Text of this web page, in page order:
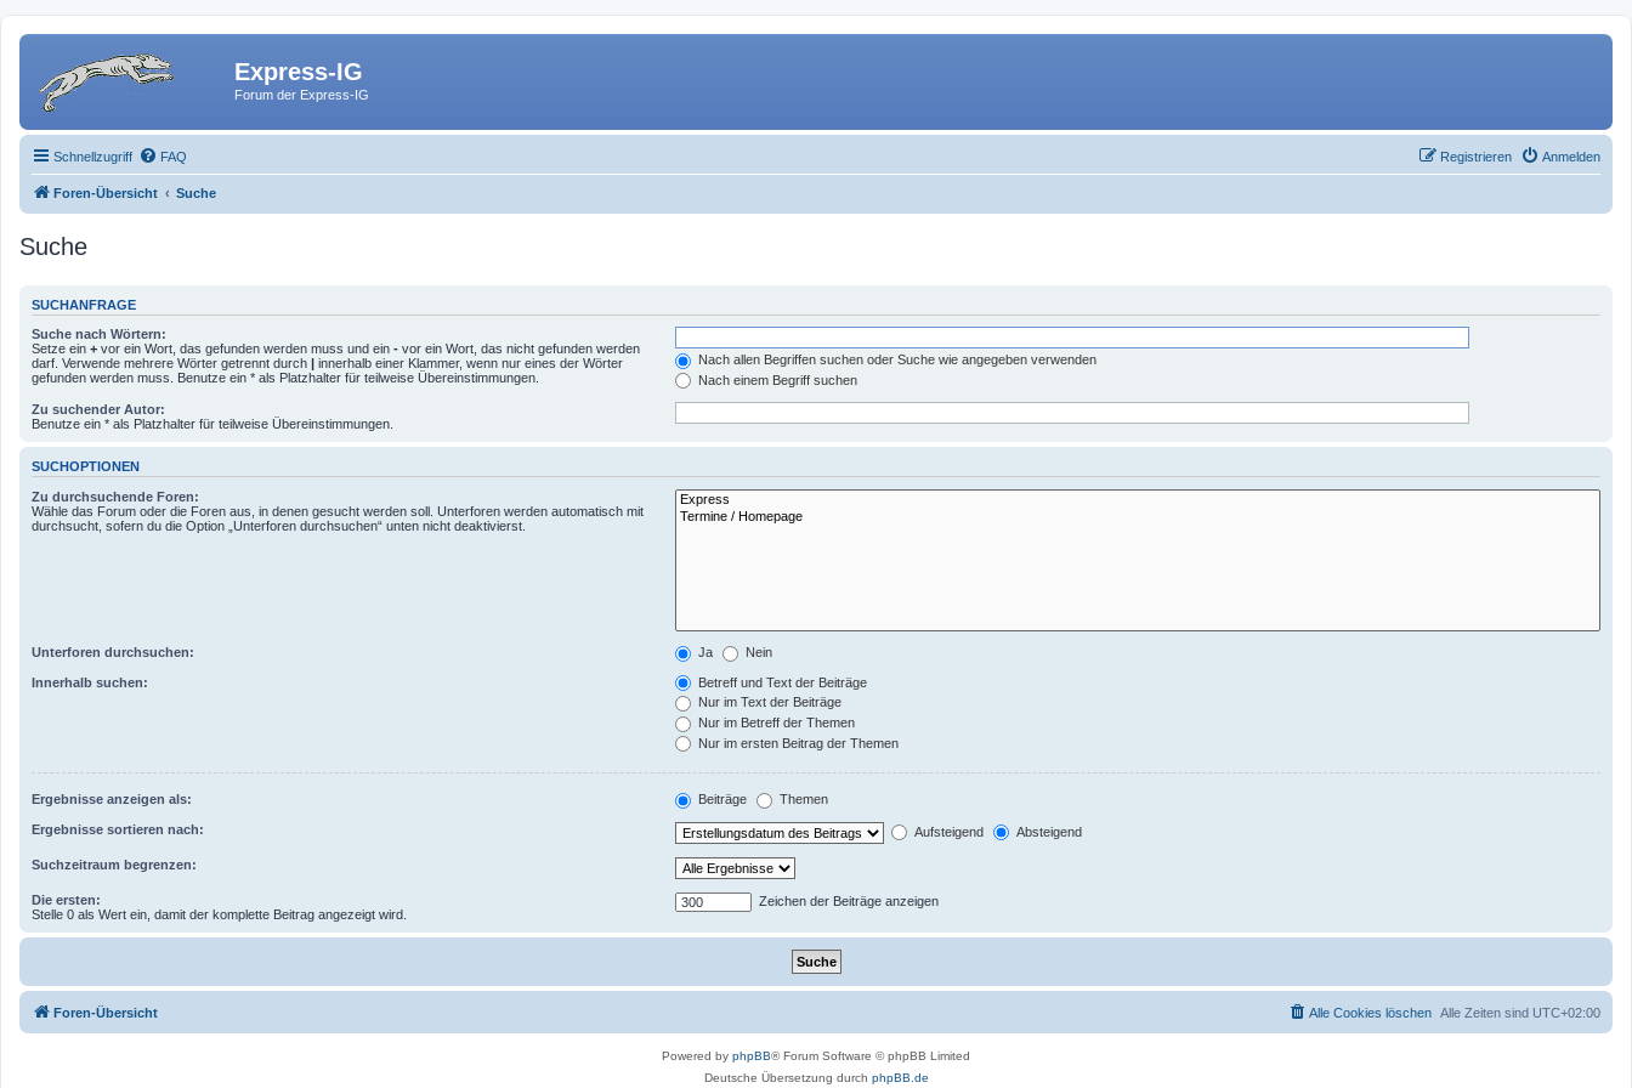
Express-IG
Forum der Express-IG
Schnellzugriff FAQ Anmelden
Registrieren
Foren-Übersicht Suche
Suche
SUCHANFRAGE
Suche nach Wörtern:
Setze ein + vor ein Wort, das gefunden werden muss und ein - vor ein Wort, das nicht gefunden werden
darf. Verwende mehrere Wörter getrennt durch | innerhalb einer Klammer, wenn nur eines der Wörter
gefunden werden muss. Benutze ein * als Platzhalter für teilweise Übereinstimmungen.
Nach allen Begriffen suchen oder Suche wie angegeben verwenden
Nach einem Begriff suchen
Zu suchender Autor:
Benutze ein * als Platzhalter für teilweise Übereinstimmungen.
SUCHOPTIONEN
Zu durchsuchende Foren:
Wähle das Forum oder die Foren aus, in denen gesucht werden soll. Unterforen werden automatisch mit
durchsucht, sofern du die Option „Unterforen durchsuchen“ unten nicht deaktivierst.
Unterforen durchsuchen: Ja Nein
Innerhalb suchen:
Betreff und Text der Beiträge
Nur im Text der Beiträge
Nur im Betreff der Themen
Nur im ersten Beitrag der Themen
Ergebnisse anzeigen als: Beiträge Themen
Ergebnisse sortieren nach: Aufsteigend Absteigend
Suchzeitraum begrenzen:
Die ersten:
Stelle 0 als Wert ein, damit der komplette Beitrag angezeigt wird.
Zeichen der Beiträge anzeigen
Foren-Übersicht Alle Zeiten sind UTC+02:00
Alle Cookies löschen
Powered by phpBB® Forum Software © phpBB Limited
Deutsche Übersetzung durch phpBB.de